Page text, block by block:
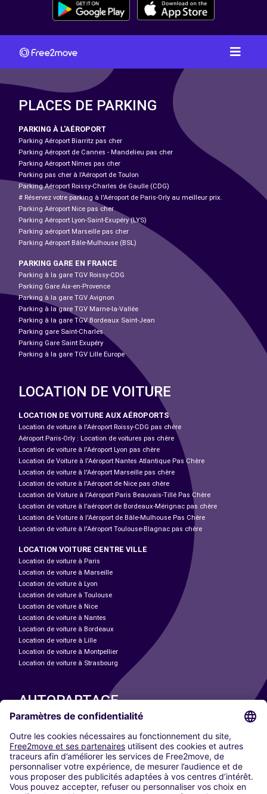
PLACES DE PARKING
PARKING À L'AÉROPORT
Parking Aéroport Biarritz pas cher
Parking Aéroport de Cannes - Mandelieu pas cher
Parking Aéroport Nîmes pas cher
Parking pas cher à l’Aéroport de Toulon
Parking Aéroport Roissy-Charles de Gaulle (CDG)
# Réservez votre parking à l'Aéroport de Paris-Orly au meilleur prix.
Parking Aéroport Nice pas cher
Parking Aéroport Lyon-Saint-Exupéry (LYS)
Parking aéroport Marseille pas cher
Parking Aéroport Bâle-Mulhouse (BSL)
PARKING GARE EN FRANCE
Parking à la gare TGV Roissy-CDG
Parking Gare Aix-en-Provence
Parking à la gare TGV Avignon
Parking à la gare TGV Marne-la-Vallée
Parking à la gare TGV Bordeaux Saint-Jean
Parking gare Saint-Charles
Parking Gare Saint Exupéry
Parking à la gare TGV Lille Europe
LOCATION DE VOITURE
LOCATION DE VOITURE AUX AÉROPORTS
Location de voiture à l'Aéroport Roissy-CDG pas chère
Aéroport Paris-Orly : Location de voitures pas chère
Location de voiture à l'Aéroport Lyon pas chère
Location de Voiture à l'Aéroport Nantes Atlantique Pas Chère
Location de voiture à l'Aéroport Marseille pas chère
Location de voiture à l'Aéroport de Nice pas chère
Location de Voiture à l'Aéroport Paris Beauvais-Tillé Pas Chère
Location de voiture à l’aéroport de Bordeaux-Mérignac pas chère
Location de Voiture à l'Aéroport de Bâle-Mulhouse Pas Chère
Location de voiture à l'Aéroport Toulouse-Blagnac pas chère
LOCATION VOITURE CENTRE VILLE
Location de voiture à Paris
Location de voiture à Marseille
Location de voiture à Lyon
Location de voiture à Toulouse
Location de voiture à Nice
Location de voiture à Nantes
Location de voiture à Bordeaux
Location de voiture à Lille
Location de voiture à Montpellier
Location de voiture à Strasbourg
AUTOPARTAGE
Paris
Madrid
Washington DC
Milan
Rome
Turin